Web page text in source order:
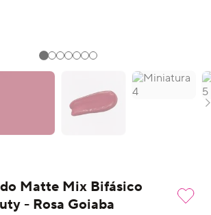
Matte Mix Bifásico
- Rosa Goiaba